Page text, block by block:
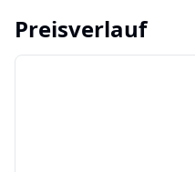
Preisverlauf